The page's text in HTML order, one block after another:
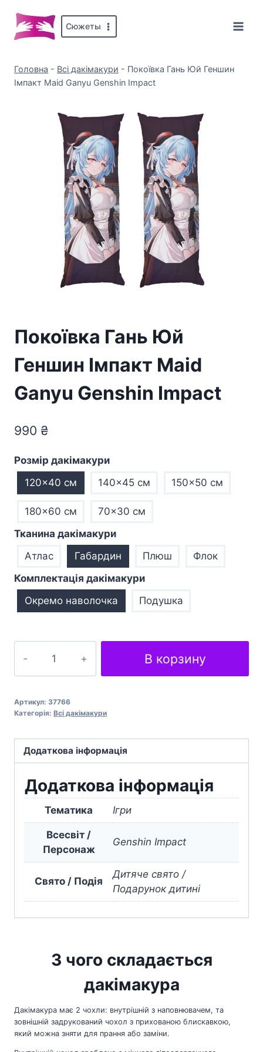
вмісту
Сюжеты
Головна - Всі дакімакури - Покоївка Гань Юй Геншин
Імпакт Maid Ganyu Genshin Impact
Покоївка Гань Юй
Геншин Імпакт Maid
Ganyu Genshin Impact
990 ₴
Розмір дакімакури
120x40 см
140x45 см 150x50 см
180x60 см
70×30 см
Тканина дакімакури
Атлас
Габардин Плюш
Флок
Комплектація дакімакури
Окремо наволочка
Подушка
Геншин
Імпакт
Ganyu
Genshin
кількість
В корзину
Артикул: 37766
Категорія: Всі дакімакури
Додаткова інформація
Додаткова інформація
Тематика Ігри
Всесвіт /
Персонаж
Genshin Impact
Свято / Подія
Дитяче свято /
Подарунок дитині
З чого складається
дакімакура
Дакімакура має 2 чохли: внутрішній з наповнювачем, та
зовнішній задрукований чохол з прихованою блискавкою,
який можна зняти для прання або заміни.